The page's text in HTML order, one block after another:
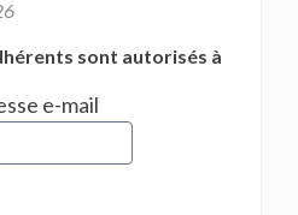
sont autorisés à
e-mail